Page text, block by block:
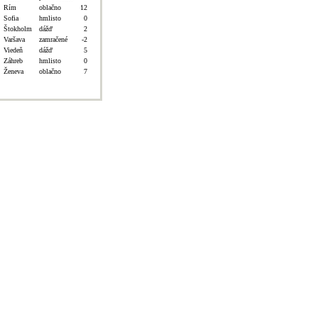
Rím
oblačno
12
Sofia
hmlisto
0
Štokholm
dážď
2
Varšava
zamračené
-2
Viedeň
dážď
5
Záhreb
hmlisto
0
Ženeva
oblačno 7